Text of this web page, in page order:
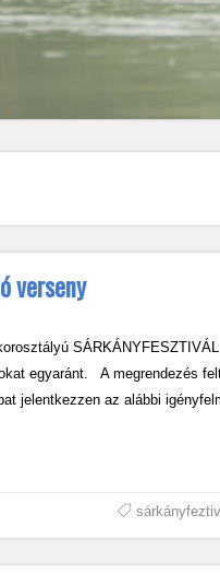
verseny
egyaránt. A megrendezés
jelentkezzen az alábbi